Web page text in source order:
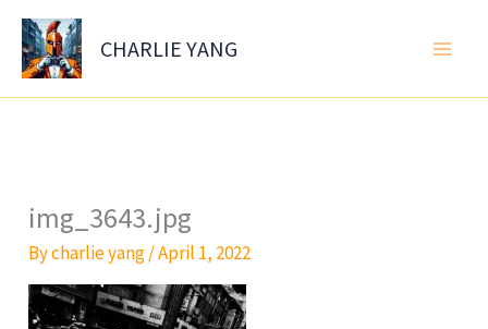
Skip
content
CHARLIE YANG
img_3643.jpg
Bycharlie yang/April 1, 2022